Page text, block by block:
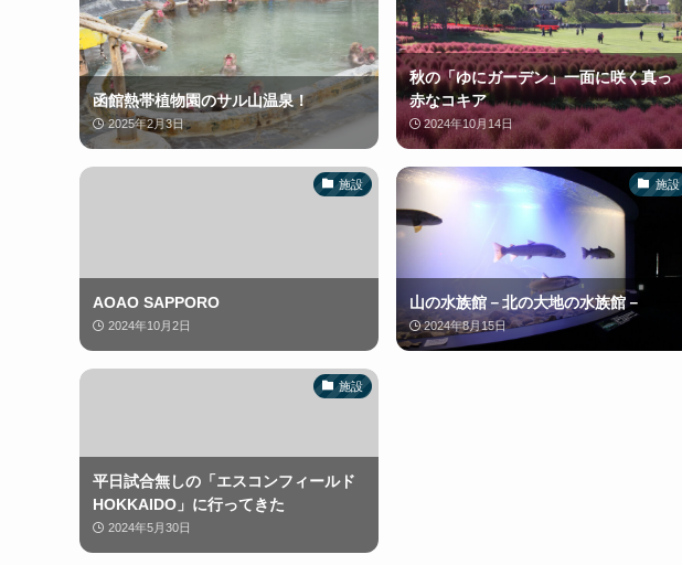
函館熱帯植物園のサル山温泉！
2025年2月3日
秋の「ゆにガーデン」一面に咲く真っ
赤なコキア
2024年10月14日
施設
AOAO SAPPORO
2024年10月2日
施設
山の水族館－北の大地の水族館－
2024年8月15日
施設
平日試合無しの「エスコンフィールド
HOKKAIDO」に行ってきた
2024年5月30日